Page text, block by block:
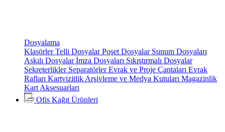
Dosyalama
KlasörlerTelli DosyalarPoşet Dosyalar Sunum Dosyaları
Askılı Dosyalarİmza Dosyaları Sıkıştırmalı Dosyalar
Sekreterlikler SeparatörlerEvrak ve Proje Çantaları Evrak
Rafları Kartvizitlik Arşivleme ve Medya Kutuları Magazinlik
Kart Aksesuarları
Ofis Kağıt Ürünleri